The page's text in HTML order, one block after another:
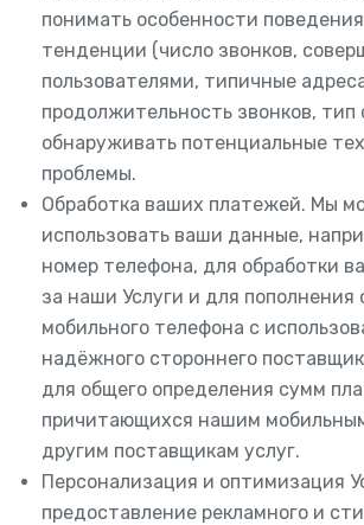
понимать особенности
тенденции (число звонков,
пользователями, типичные
продолжительность звонков, тип
обнаруживать потенциальные
проблемы.
Обработка ваших платежей. Мы
использовать ваши данные,
номер телефона, для обработки
за наши Услуги и для пополнения
мобильного телефона с
надёжного стороннего
для общего определения сумм
причитающихся нашим
другим поставщикам услуг.
Персонализация и оптимизация
предоставление рекламного и